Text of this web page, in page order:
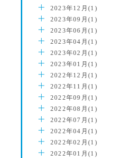
2023年12月(1)
2023年09月(1)
2023年06月(1)
2023年04月(1)
2023年02月(1)
2023年01月(1)
2022年12月(1)
2022年11月(1)
2022年09月(1)
2022年08月(1)
2022年07月(1)
2022年04月(1)
2022年02月(1)
2022年01月(1)